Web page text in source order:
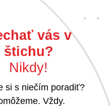
vás v
štichu?
Nikdy!
si s niečím poradiť?
Vždy.